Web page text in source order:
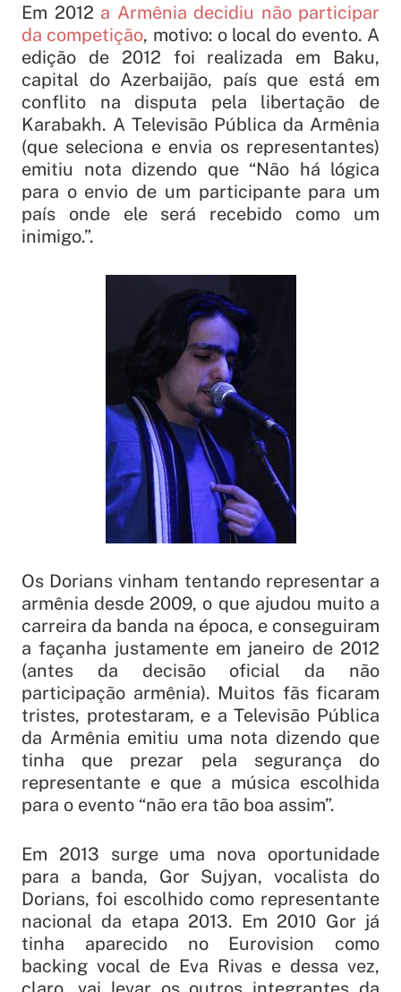
Em 2012 a Armênia decidiu não participar
da competição, motivo: o local do evento. A
edição de 2012 foi realizada em Baku,
capital do Azerbaijão, país que está em
conflito na disputa pela libertação de
Karabakh. A Televisão Pública da Armênia
(que seleciona e envia os representantes)
emitiu nota dizendo que “Não há lógica
para o envio de um participante para um
país onde ele será recebido como um
inimigo.”.
Os Dorians vinham tentando representar a
armênia desde 2009, o que ajudou muito a
carreira da banda na época, e conseguiram
a façanha justamente em janeiro de 2012
(antes da decisão oficial da não
participação armênia). Muitos fãs ficaram
tristes, protestaram, e a Televisão Pública
da Armênia emitiu uma nota dizendo que
tinha que prezar pela segurança do
representante e que a música escolhida
para o evento “não era tão boa assim”.
Em 2013 surge uma nova oportunidade
para a banda, Gor Sujyan, vocalista do
Dorians, foi escolhido como representante
nacional da etapa 2013. Em 2010 Gor já
tinha aparecido no Eurovision como
backing vocal de Eva Rivas e dessa vez,